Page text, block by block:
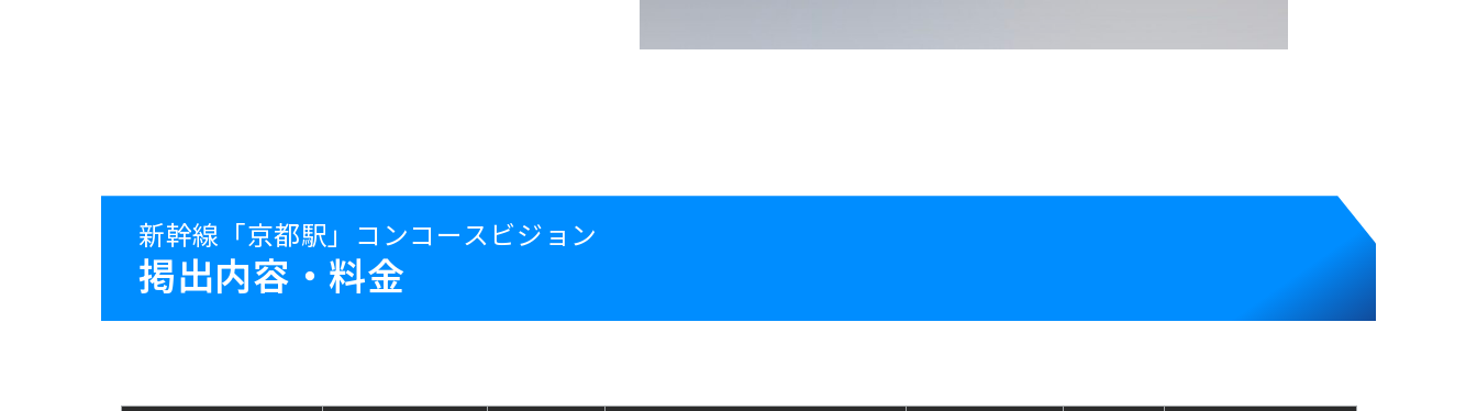
新幹線「京都駅」コンコースビジョン
掲出内容・料金